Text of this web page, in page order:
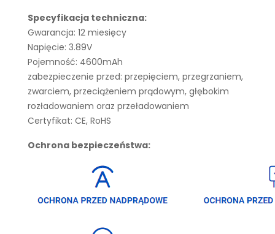
Specyfikacja techniczna:
Gwarancja: 12 miesięcy
Napięcie: 3.89V
Pojemność: 4600mAh
zabezpieczenie przed: przepięciem, przegrzaniem,
zwarciem, przeciążeniem prądowym, głębokim
rozładowaniem oraz przeładowaniem
Certyfikat: CE, RoHS
Ochrona bezpieczeństwa: